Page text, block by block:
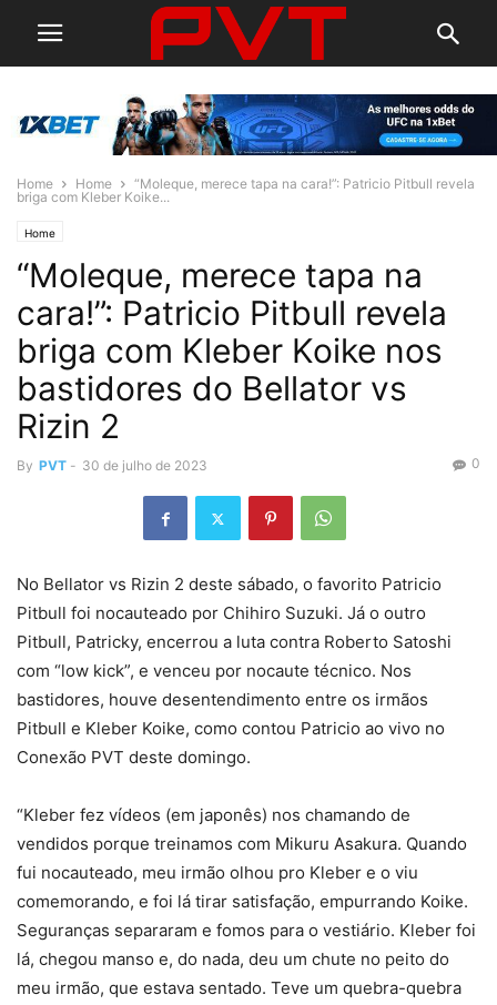
Home Home
“Moleque, merece tapa na cara!”: Patricio Pitbull revela
briga com Kleber Koike...
Home
“Moleque, merece tapa na
cara!”: Patricio Pitbull revela
briga com Kleber Koike nos
bastidores do Bellator vs
Rizin 2
By PVT - 30 de julho de 2023 0
No Bellator vs Rizin 2 deste sábado, o favorito Patricio
Pitbull foi nocauteado por Chihiro Suzuki. Já o outro
Pitbull, Patricky, encerrou a luta contra Roberto Satoshi
com “low kick”, e venceu por nocaute técnico. Nos
bastidores, houve desentendimento entre os irmãos
Pitbull e Kleber Koike, como contou Patricio ao vivo no
Conexão PVT deste domingo.
“Kleber fez vídeos (em japonês) nos chamando de
vendidos porque treinamos com Mikuru Asakura. Quando
fui nocauteado, meu irmão olhou pro Kleber e o viu
comemorando, e foi lá tirar satisfação, empurrando Koike.
Seguranças separaram e fomos para o vestiário. Kleber foi
lá, chegou manso e, do nada, deu um chute no peito do
meu irmão, que estava sentado. Teve um quebra-quebra